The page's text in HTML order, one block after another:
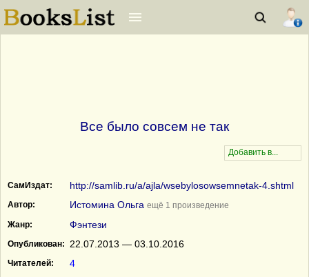
Все было совсем не так
СамИздат: http://samlib.ru/a/ajla/wsebylosowsemnetak-4.shtml
Автор: Истомина Ольга ещё 1 произведение
Жанр:
Фэнтези
Опубликован: 22.07.2013 — 03.10.2016
Читателей: 4